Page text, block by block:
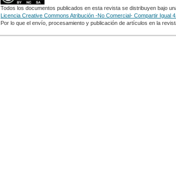
Todos los documentos publicados en esta revista se distribuyen bajo
Licencia Creative Commons Atribución -No Comercial- Compartir Igual
Por lo que el envío, procesamiento y publicación de artículos en la